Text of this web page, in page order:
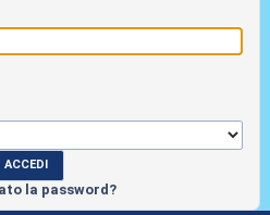
la password?